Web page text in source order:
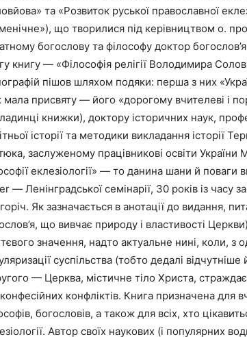
та «Розвиток руської православної
що творилися під керівництвом о.
богослову та філософу доктор
книгу — «Філософія релігії Володимира
пішов шляхом подяки: перша з них
присвяту — його «дорогому вчителеві і
книжки), доктору історичних наук,
історії та методики викладання історії
заслуженому працівникові освіти України
еклезіології» — то данина шани й
— Ленінградської семінарії, 30 років із часу
Як зазначається в анотації до видання,
що вивчає природу і властивості
значення, надто актуальне нині, коли, з
суспільства (тобто дедалі
— Церква, містичне тіло Христа, страждає
конфліктів. Книга призначена для
богословів, а також для всіх, хто
Автор своїх наукових (і популярних